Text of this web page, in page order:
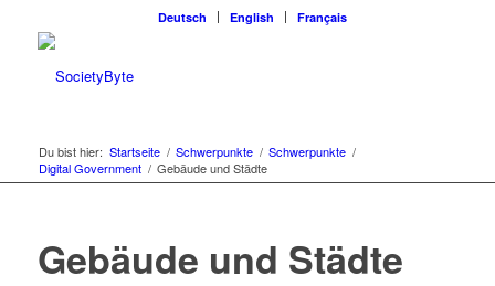
Deutsch English Français
Du bist hier: Startseite / Schwerpunkte / Schwerpunkte /
Digital Government / Gebäude und Städte
Gebäude und Städte